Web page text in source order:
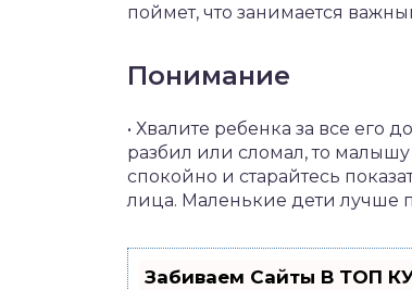
поймет, что занимается
Понимание
• Хвалите ребенка за все его
разбил или сломал, то малышу
спокойно и старайтесь
лица. Маленькие дети лучше
Забиваем Сайты В ТОП